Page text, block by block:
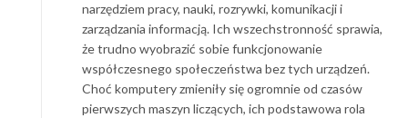
narzędziem pracy, nauki, rozrywki, komunikacji i
zarządzania informacją. Ich wszechstronność sprawia,
że trudno wyobrazić sobie funkcjonowanie
współczesnego społeczeństwa bez tych urządzeń.
Choć komputery zmieniły się ogromnie od czasów
pierwszych maszyn liczących, ich podstawowa rola